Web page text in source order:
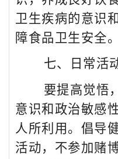
卫生疾病的意识
障食品卫生安全。
七、日常活
要提高觉悟
意识和政治敏感
人所利用。倡导
活动，不参加赌